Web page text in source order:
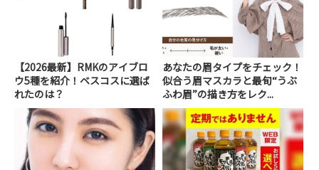
【2026最新】RMKのアイブロ
ウ5種を紹介！ベスコスに選ば
れたのは？
あなたの眉タイプをチェック！
似合う眉マスカラと最旬“うぶ
ふわ眉”の描き方をレク...